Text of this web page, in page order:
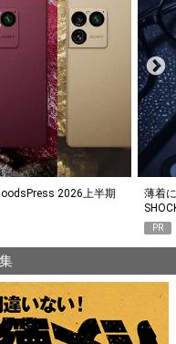
2026上半期
薄着
PR